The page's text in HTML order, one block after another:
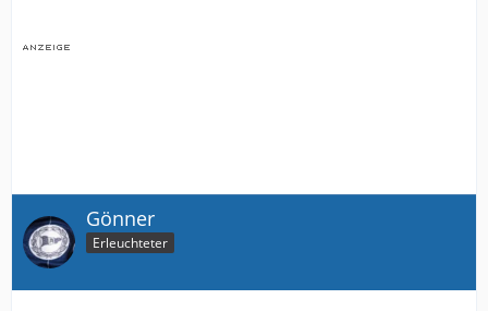
Gönner
Erleuchteter